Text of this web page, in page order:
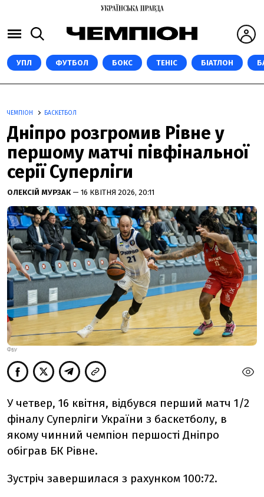
УПЛ ФУТБОЛ БОКС ТЕНІС БІАТЛОН
ЧЕМПІОН БАСКЕТБОЛ
Дніпро розгромив Рівне у
першому матчі півфінальної
серії Суперліги
ОЛЕКСІЙ МУРЗАК — 16 КВІТНЯ 2026, 20:11
ФБУ
У четвер, 16 квітня, відбувся перший матч 1/2
фіналу Суперліги України з баскетболу, в
якому чинний чемпіон першості Дніпро
обіграв БК Рівне.
Зустріч завершилася з рахунком 100:72.